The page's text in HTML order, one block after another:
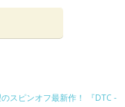
スピンオフ最新作！ 『DTC -